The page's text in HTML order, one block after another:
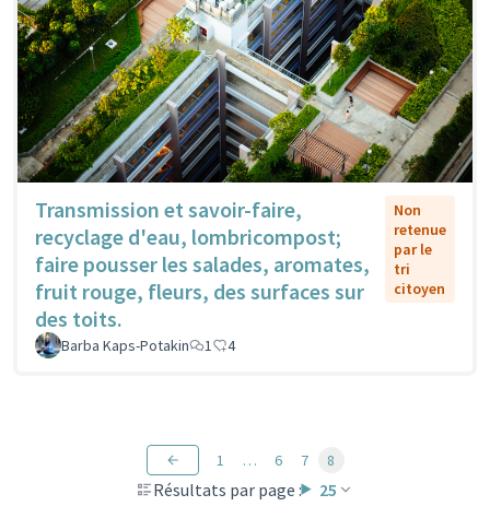
Transmission et savoir-faire,
recyclage d'eau, lombricompost;
faire pousser les salades, aromates,
fruit rouge, fleurs, des surfaces sur
des toits.
Non
retenue
par le
tri
citoyen
Barba Kaps-Potakin 1 4
Résultats par page : 25
1 … 6 7 8